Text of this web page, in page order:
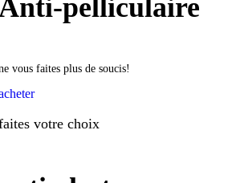
pelliculaire
vous faites plus de soucis!
votre choix